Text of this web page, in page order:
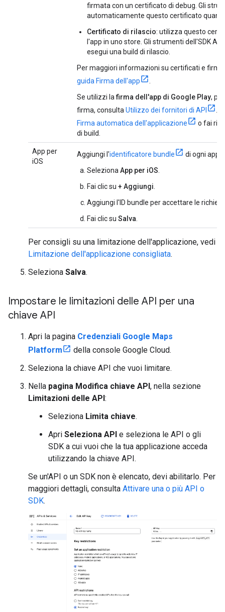
firmata con un certificato di debug. Gli
automaticamente questo certificato
Certificato di rilascio: utilizza questo
l'app in uno store. Gli strumenti dell'SDK
esegui una build di rilascio.
Per maggiori informazioni su certificati e
guida Firma dell'app
Se utilizzi lafirma dell'app di Google Play,
firma, consulta Utilizzo dei fornitori di API
Firma automatica dell'applicazione
o fai
di build.
App per
iOS
Aggiungi l'identificatore bundle
di ogni
Seleziona App per iOS
Fai clic su + Aggiungi
Aggiungi l'ID bundle per accettare le
Fai clic su Salva
Per consigli su una limitazione dell'applicazione, vedi
Limitazione dell'applicazione consigliata.
Seleziona Salva.
Impostare le limitazioni delle API per una
chiave API
Apri la pagina Credenziali Google Maps
Platform
della console Google Cloud.
Seleziona la chiave API che vuoi limitare.
Nella pagina Modifica chiave API, nella sezione
Limitazioni delle API:
Seleziona Limita chiave.
Apri Seleziona API e seleziona le API o gli
SDK a cui vuoi che la tua applicazione acceda
utilizzando la chiave API.
Se un'API o un SDK non è elencato, devi abilitarlo. Per
maggiori dettagli, consulta Attivare una o più API o
SDK.